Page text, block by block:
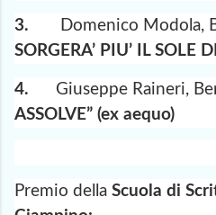
3. Domenico Modola,
SORGERA’ PIU’ IL SOLE
4. Giuseppe Raineri,
ASSOLVE” (ex aequo)
Premio della Scuola di